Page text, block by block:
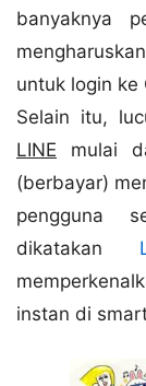
banyaknya
untuk login ke
Selain itu,
LINE mulai
(berbayar)
pengguna
dikatakan
instan di